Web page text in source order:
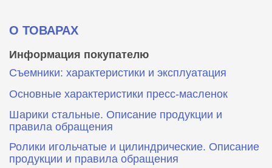
О ТОВАРАХ
Информация покупателю
Съемники: характеристики и эксплуатация
Основные характеристики пресс‑масленок
Шарики стальные. Описание продукции и
правила обращения
Ролики игольчатые и цилиндрические. Описание
продукции и правила обращения